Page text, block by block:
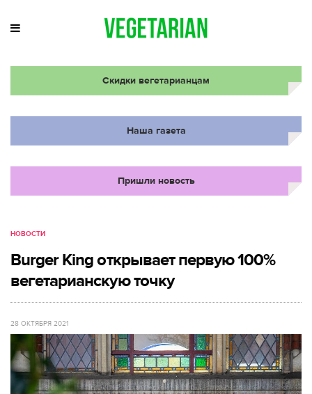
Скидки вегетарианцам
Наша газета
Пришли новость
НОВОСТИ
Burger King открывает первую 100%
вегетарианскую точку
28 ОКТЯБРЯ 2021